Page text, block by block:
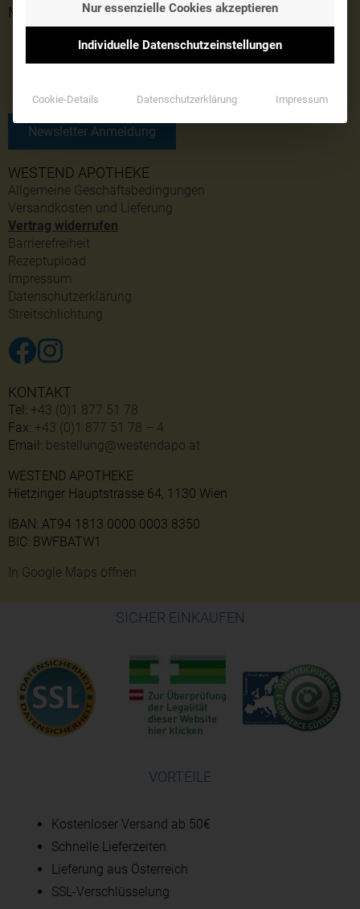
WESTEND APOTHEKE
Allgemeine Geschäftsbedingungen
Versandkosten und Lieferung
Vertrag widerrufen
Barrierefreiheit
Rezeptupload
Impressum
Datenschutzerklärung
Streitschlichtung
MONATLICHER NEWSLETTER
Newsletter Anmeldung
KONTAKT
Tel: +43 (0)1 877 51 78
Fax: +43 (0)1 877 51 78 – 4
Email: bestellung@westendapo.at
WESTEND APOTHEKE
Hietzinger Hauptstrasse 64, 1130 Wien
IBAN: AT94 1813 0000 0003 8350
BIC: BWFBATW1
In Google Maps öffnen
SICHER EINKAUFEN
VORTEILE
Kostenloser Versand ab 50€
Schnelle Lieferzeiten
Lieferung aus Österreich
SSL-Verschlüsselung
Nur essenzielle Cookies akzeptieren
Individuelle Datenschutzeinstellungen
Cookie-Details Datenschutzerklärung Impressum